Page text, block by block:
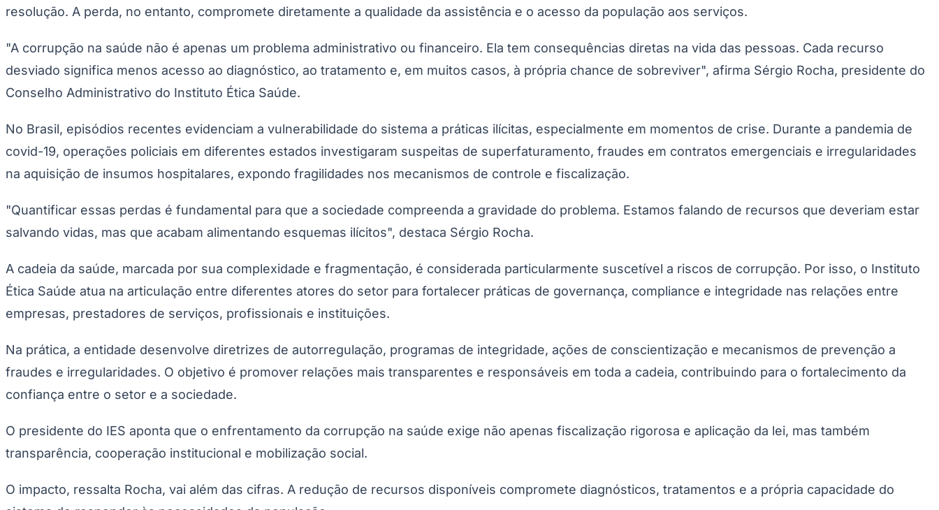
Times - Ir direto
Corinthians Palmeiras
resolução. A perda, no entanto, compromete diretamente a qualidade da assistência e o acesso da população aos serviços.
"A corrupção na saúde não é apenas um problema administrativo ou financeiro. Ela tem consequências diretas na vida das pessoas. Cada recurso
desviado significa menos acesso ao diagnóstico, ao tratamento e, em muitos casos, à própria chance de sobreviver", afirma Sérgio Rocha, presidente do
Conselho Administrativo do Instituto Ética Saúde.
No Brasil, episódios recentes evidenciam a vulnerabilidade do sistema a práticas ilícitas, especialmente em momentos de crise. Durante a pandemia de
covid-19, operações policiais em diferentes estados investigaram suspeitas de superfaturamento, fraudes em contratos emergenciais e irregularidades
na aquisição de insumos hospitalares, expondo fragilidades nos mecanismos de controle e fiscalização.
"Quantificar essas perdas é fundamental para que a sociedade compreenda a gravidade do problema. Estamos falando de recursos que deveriam estar
salvando vidas, mas que acabam alimentando esquemas ilícitos", destaca Sérgio Rocha.
A cadeia da saúde, marcada por sua complexidade e fragmentação, é considerada particularmente suscetível a riscos de corrupção. Por isso, o Instituto
Ética Saúde atua na articulação entre diferentes atores do setor para fortalecer práticas de governança, compliance e integridade nas relações entre
empresas, prestadores de serviços, profissionais e instituições.
Na prática, a entidade desenvolve diretrizes de autorregulação, programas de integridade, ações de conscientização e mecanismos de prevenção a
fraudes e irregularidades. O objetivo é promover relações mais transparentes e responsáveis em toda a cadeia, contribuindo para o fortalecimento da
confiança entre o setor e a sociedade.
O presidente do IES aponta que o enfrentamento da corrupção na saúde exige não apenas fiscalização rigorosa e aplicação da lei, mas também
transparência, cooperação institucional e mobilização social.
O impacto, ressalta Rocha, vai além das cifras. A redução de recursos disponíveis compromete diagnósticos, tratamentos e a própria capacidade do